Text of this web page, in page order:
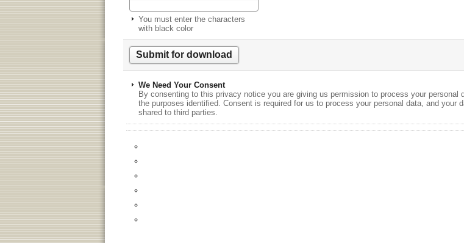
You must enter the characters
with black color
We Need Your Consent
By consenting to this privacy notice you are giving us permission to process your personal
the purposes identified. Consent is required for us to process your personal data, and your
shared to third parties.